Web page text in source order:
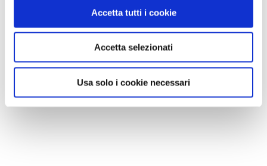
Accetta tutti i cookie
Accetta selezionati
Usa solo i cookie necessari